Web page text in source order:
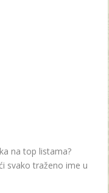
na top listama?
svako traženo ime u